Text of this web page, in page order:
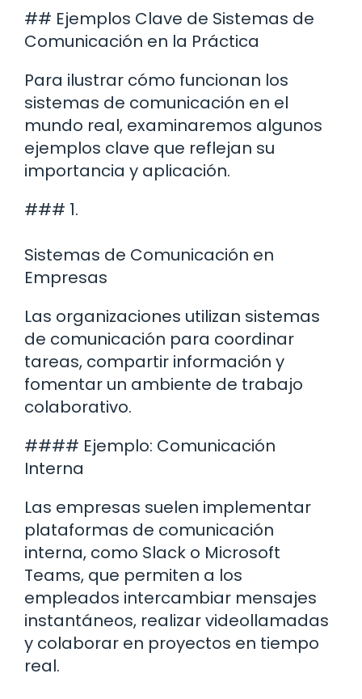
## Ejemplos Clave de Sistemas de
Comunicación en la Práctica
Para ilustrar cómo funcionan los
sistemas de comunicación en el
mundo real, examinaremos algunos
ejemplos clave que reflejan su
importancia y aplicación.
### 1.
Sistemas de Comunicación en
Empresas
Las organizaciones utilizan sistemas
de comunicación para coordinar
tareas, compartir información y
fomentar un ambiente de trabajo
colaborativo.
#### Ejemplo: Comunicación
Interna
Las empresas suelen implementar
plataformas de comunicación
interna, como Slack o Microsoft
Teams, que permiten a los
empleados intercambiar mensajes
instantáneos, realizar videollamadas
y colaborar en proyectos en tiempo
real.